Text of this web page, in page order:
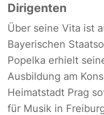
Dirigenten
Über seine Vita ist
Bayerischen
Popelka erhielt
Ausbildung am
Heimatstadt Prag
für Musik in